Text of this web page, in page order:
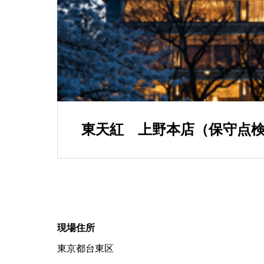
東天紅 上野本店（保守点
現場住所
東京都台東区